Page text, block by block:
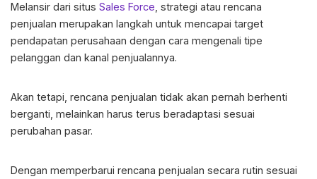
Melansir dari situs Sales Force , strategi atau rencana
penjualan merupakan langkah untuk mencapai target
pendapatan perusahaan dengan cara mengenali tipe
pelanggan dan kanal penjualannya.
Akan tetapi, rencana penjualan tidak akan pernah berhenti
berganti, melainkan harus terus beradaptasi sesuai
perubahan pasar.
Dengan memperbarui rencana penjualan secara rutin sesuai